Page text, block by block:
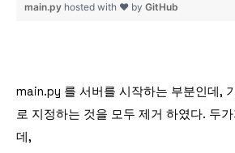
main.py hosted with ❤ by GitHub
main.py 를 서버를 시작하는 부분인데,
로 지정하는 것을 모두 제거 하였다. 두
데,